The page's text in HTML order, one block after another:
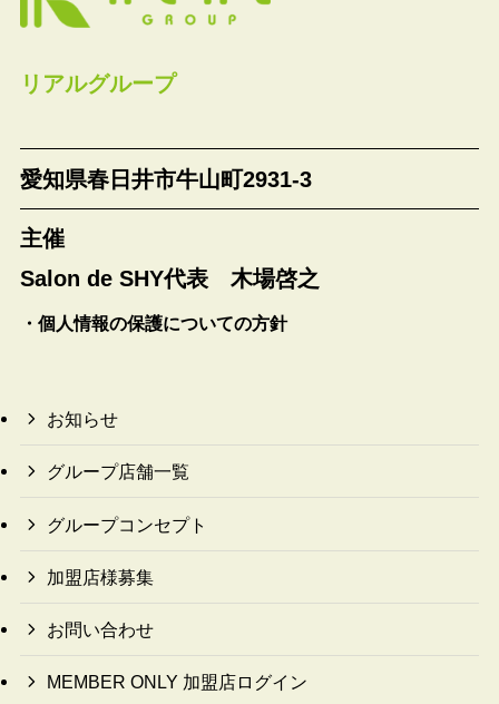
リアルグループ
愛知県春日井市牛山町2931-3
主催
Salon de SHY代表 木場啓之
・個人情報の保護についての方針
お知らせ
グループ店舗一覧
グループコンセプト
加盟店様募集
お問い合わせ
MEMBER ONLY 加盟店ログイン